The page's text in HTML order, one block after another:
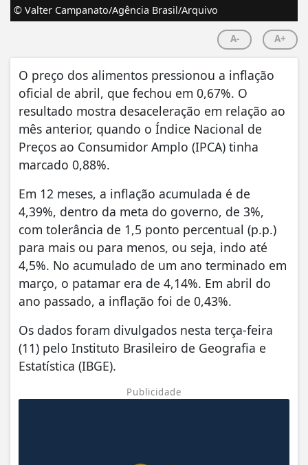
© Valter Campanato/Agência Brasil/Arquivo
A- A+
O preço dos alimentos pressionou a inflação
oficial de abril, que fechou em 0,67%. O
resultado mostra desaceleração em relação ao
mês anterior, quando o Índice Nacional de
Preços ao Consumidor Amplo (IPCA) tinha
marcado 0,88%.
Em 12 meses, a inflação acumulada é de
4,39%, dentro da meta do governo, de 3%,
com tolerância de 1,5 ponto percentual (p.p.)
para mais ou para menos, ou seja, indo até
4,5%. No acumulado de um ano terminado em
março, o patamar era de 4,14%. Em abril do
ano passado, a inflação foi de 0,43%.
Os dados foram divulgados nesta terça-feira
(11) pelo Instituto Brasileiro de Geografia e
Estatística (IBGE).
Publicidade